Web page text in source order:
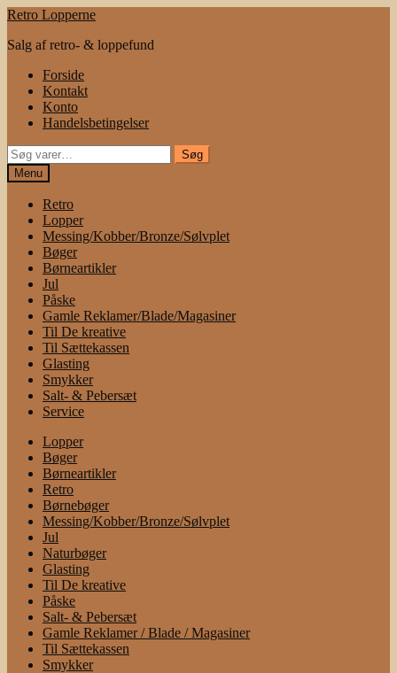
Spring
navigation
Spring
indhold
Retro Lopperne
Salg af retro- & loppefund
Forside
Kontakt
Konto
Handelsbetingelser
Søg
efter:
Søg
Menu
Retro
Lopper
Messing/Kobber/Bronze/Sølvplet
Bøger
Børneartikler
Jul
Påske
Gamle Reklamer/Blade/Magasiner
Til De kreative
Til Sættekassen
Glasting
Smykker
Salt- & Pebersæt
Service
Lopper
Bøger
Børneartikler
Retro
Børnebøger
Messing/Kobber/Bronze/Sølvplet
Jul
Naturbøger
Glasting
Til De kreative
Påske
Salt- & Pebersæt
Gamle Reklamer / Blade / Magasiner
Til Sættekassen
Smykker